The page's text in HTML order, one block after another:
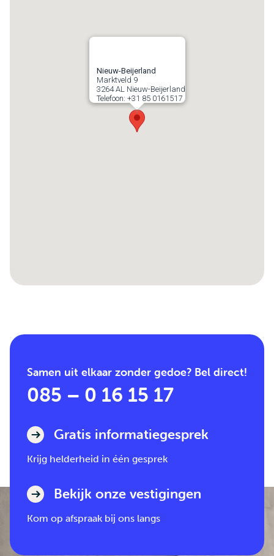
Nieuw-Beijerland
Marktveld 9
3264 ALNieuw-Beijerland
Telefoon: +31 85 0161517
Samen uit elkaar zonder gedoe? Bel direct!
085 – 0 16 15 17
Gratis informatiegesprek
Krijg helderheid in één gesprek
Bekijk onze vestigingen
Kom op afspraak bij ons langs